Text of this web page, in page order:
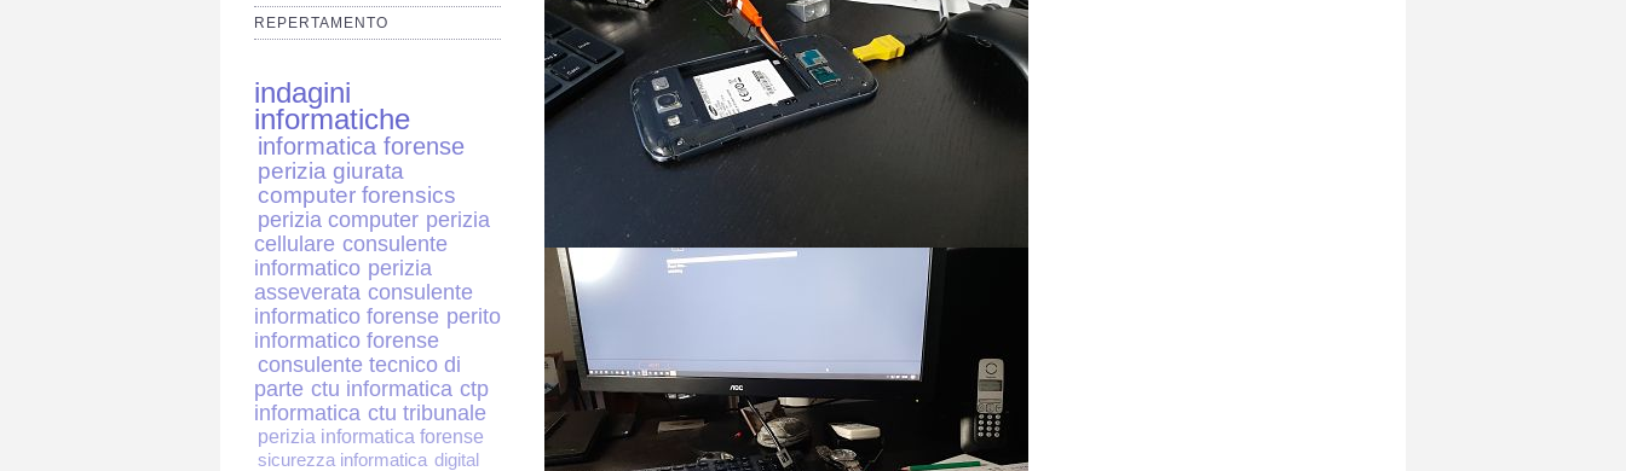
REPERTAMENTO
indagini
informatiche
informatica forense
perizia giurata
computer forensics
perizia computer perizia
cellulare consulente
informatico perizia
asseverata consulente
informatico forense perito
informatico forense
consulente tecnico di
parte ctu informatica ctp
informatica ctu tribunale
perizia informatica forense
sicurezza informatica digital